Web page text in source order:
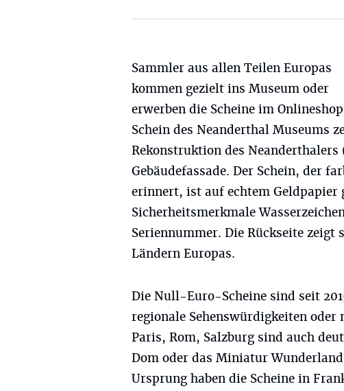
Sammler aus allen Teilen Europas
kommen gezielt ins Museum oder
erwerben die Scheine im
Schein des Neanderthal Museums
Rekonstruktion des
Gebäudefassade. Der Schein, der
erinnert, ist auf echtem Geldpapier
Sicherheitsmerkmale
Seriennummer. Die Rückseite zeigt
Ländern Europas.
Die Null-Euro-Scheine sind seit
regionale Sehenswürdigkeiten oder
Paris, Rom, Salzburg sind auch
Dom oder das Miniatur
Ursprung haben die Scheine in